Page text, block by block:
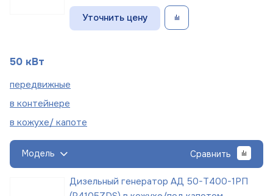
Уточнить цену
50 кВт
передвижные
в контейнере
в кожухе/ капоте
Модель Сравнить
Дизельный генератор АД 50-Т400-1РП